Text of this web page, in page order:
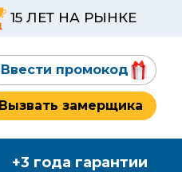
15 ЛЕТ НА РЫНКЕ
Ввести промокод
Вызвать замерщика
+3 года гарантии